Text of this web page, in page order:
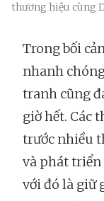
thương hiệu cùng
Trong bối
nhanh
tranh cũng
giờ hết. Các
trước nhiều
và phát
với đó là giữ